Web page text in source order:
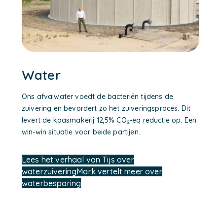
Water
Ons afvalwater voedt de bacteriën tijdens de
zuivering en bevordert zo het zuiveringsproces. Dit
levert de kaasmakerij 12,5% CO₂-eq reductie op. Een
win-win situatie voor beide partijen.
Lees het verhaal van Tijs over
waterzuiveringMark vertelt meer over
waterbesparing